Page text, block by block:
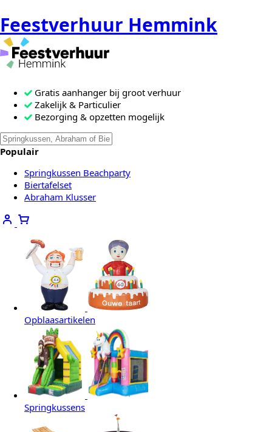
Feestverhuur Hemmink
Gratis aanhanger bij groot verhuur
Zakelijk & Particulier
Bezorging & opzetten mogelijk
Zoeken
naar:
Populair
Springkussen Beachparty
Biertafelset
Abraham Klusser
Opblaasartikelen
Springkussens